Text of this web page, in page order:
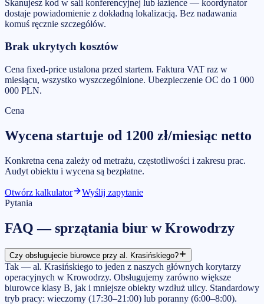
Skanujesz kod w sali konferencyjnej lub łazience — koordynator
dostaje powiadomienie z dokładną lokalizacją. Bez nadawania
komuś ręcznie szczegółów.
Brak ukrytych kosztów
Cena fixed-price ustalona przed startem. Faktura VAT raz w
miesiącu, wszystko wyszczególnione. Ubezpieczenie OC do 1 000
000 PLN.
Cena
Wycena startuje od 1200 zł/miesiąc netto
Konkretna cena zależy od metrażu, częstotliwości i zakresu prac.
Audyt obiektu i wycena są bezpłatne.
Otwórz kalkulator
Wyślij zapytanie
Pytania
FAQ —sprzątania biur wKrowodrzy
Czy obsługujecie biurowce przy al. Krasińskiego?
Tak — al. Krasińskiego to jeden z naszych głównych korytarzy
operacyjnych w Krowodrzy. Obsługujemy zarówno większe
biurowce klasy B, jak i mniejsze obiekty wzdłuż ulicy. Standardowy
tryb pracy: wieczorny (17:30–21:00) lub poranny (6:00–8:00).